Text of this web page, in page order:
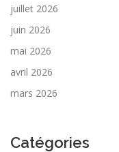
juillet 2026
juin 2026
mai 2026
avril 2026
mars 2026
Catégories